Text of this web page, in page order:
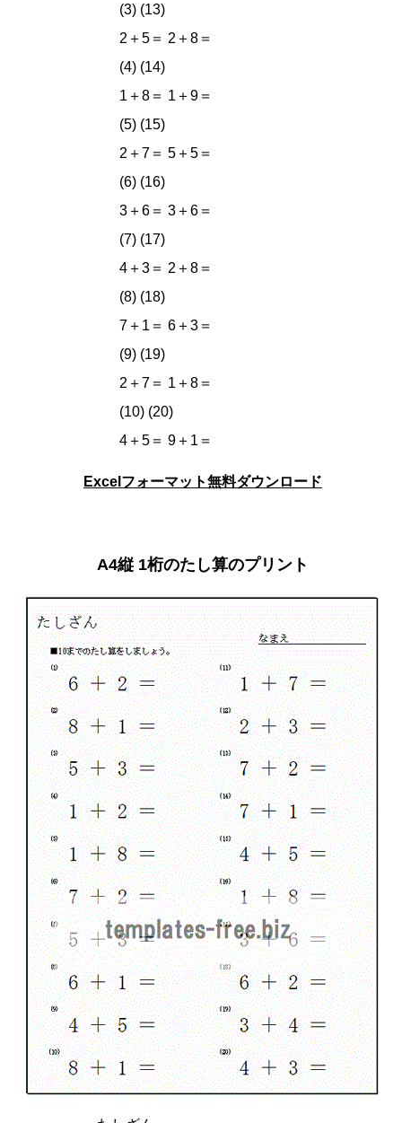
(3) (13)
2＋5＝ 2＋8＝
(4) (14)
1＋8＝ 1＋9＝
(5) (15)
2＋7＝ 5＋5＝
(6) (16)
3＋6＝ 3＋6＝
(7) (17)
4＋3＝ 2＋8＝
(8) (18)
7＋1＝ 6＋3＝
(9) (19)
2＋7＝ 1＋8＝
(10) (20)
4＋5＝ 9＋1＝
Excelフォーマット無料ダウンロード
A4縦 1桁のたし算のプリント